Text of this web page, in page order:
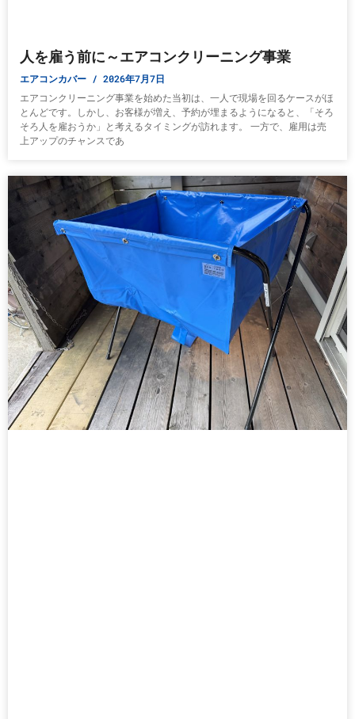
人を雇う前に～エアコンクリーニング事業
エアコンカバー 2026年7月7日
エアコンクリーニング事業を始めた当初は、一人で現場を回るケースがほ
とんどです。しかし、お客様が増え、予約が埋まるようになると、「そろ
そろ人を雇おうか」と考えるタイミングが訪れます。 一方で、雇用は売
上アップのチャンスであ